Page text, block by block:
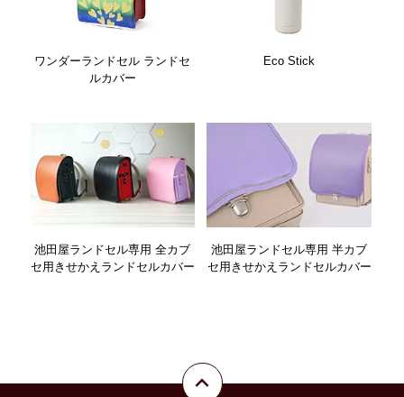
ワンダーランドセル ランドセ
ルカバー
Eco Stick
池田屋ランドセル専用 全カブ
セ用きせかえランドセルカバー
池田屋ランドセル専用 半カブ
セ用きせかえランドセルカバー